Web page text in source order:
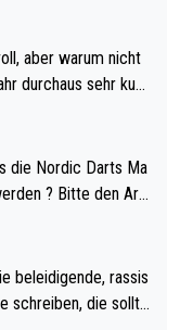
aber warum nicht
des Weltmei
bei Archie Self letzt
Weltmeister durch
sich das (in Ve
die PDC-WM als Zi
? Bitte den Arti
beleidigende, rassis
schreiben, die sollte